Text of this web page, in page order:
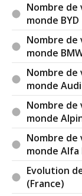
Nombre de
monde BYD
Nombre de
monde
Nombre de
monde Audi
Nombre de
monde
Nombre de
monde Alfa
Evolution
(France)